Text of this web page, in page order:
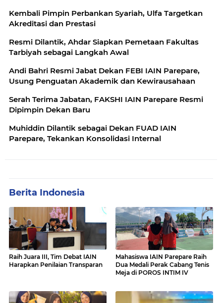
Kembali Pimpin Perbankan Syariah, Ulfa Targetkan
Akreditasi dan Prestasi
Resmi Dilantik, Ahdar Siapkan Pemetaan Fakultas
Tarbiyah sebagai Langkah Awal
Andi Bahri Resmi Jabat Dekan FEBI IAIN Parepare,
Usung Penguatan Akademik dan Kewirausahaan
Serah Terima Jabatan, FAKSHI IAIN Parepare Resmi
Dipimpin Dekan Baru
Muhiddin Dilantik sebagai Dekan FUAD IAIN
Parepare, Tekankan Konsolidasi Internal
Berita Indonesia
Raih Juara III, Tim Debat IAIN
Harapkan Penilaian Transparan
Mahasiswa IAIN Parepare Raih
Dua Medali Perak Cabang Tenis
Meja di POROS INTIM IV